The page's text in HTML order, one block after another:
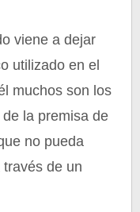
viene a dejar
utilizado en el
muchos son los
la premisa de
no pueda
de un